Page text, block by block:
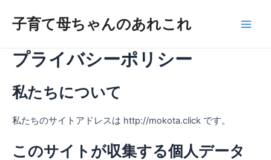
子育て母ちゃんのあれこれ
プライバシーポリシー
私たちについて
私たちのサイトアドレスは http://mokota.click です。
このサイトが収集する個人データ